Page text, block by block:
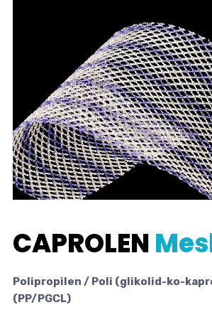
CAPROLEN
Polipropilen / Poli (glikolid-ko-
(PP/PGCL)